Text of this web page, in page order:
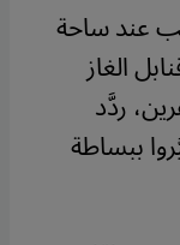
عند ساحة
الغاز
ردَّد
ببساطة